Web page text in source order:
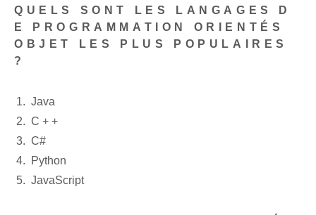
QUELS SONT LES LANGAGES D
E PROGRAMMATION ORIENTÉS
OBJET LES PLUS POPULAIRES
?
Java
C + +
C#
Python
JavaScript